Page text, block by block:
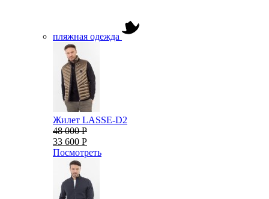
пляжная одежда
Жилет LASSE-D2
48 000 Р
33 600 Р
Посмотреть